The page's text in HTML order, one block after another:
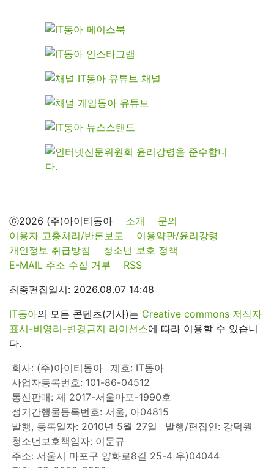
ⓒ2026 (주)아이티동아 소개
문의
이용자 고충처리/반론보도
이용약관/윤리강령
개인정보 취급방침
청소년 보호 정책
E-MAIL 주소 수집 거부
RSS
최종편집일시: 2026.08.07 14:48
IT동아의 모든 콘텐츠(기사)는 Creative commons 저작자
표시-비영리-변경금지 라이선스에 따라 이용할 수 있습니
다.
회사: (주)아이티동아
제호: IT동아
사업자등록번호: 101-86-04512
통신판매: 제 2017-서울마포-1990호
정기간행물등록번호: 서울, 아04815
발행, 등록일자: 2010년 5월 27일
발행/편집인: 강덕원
청소년보호책임자: 이문규
주소: 서울시 마포구 양화로8길 25-4 우)04044